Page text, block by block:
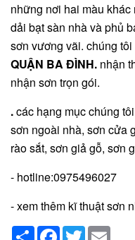
những nơi hai màu
dải bạt sàn nhà và phủ
sơn vương vãi. chúng
QUẬN BA ĐÌNH. nhận
nhận sơn trọn gói.
.các hạng mục chúng
sơn ngoài nhà, sơn cửa
rào sắt, sơn giả gỗ, sơn
- hotline:0975496027
- xem thêm kĩ thuật sơn
ShareFacebook
Twitter